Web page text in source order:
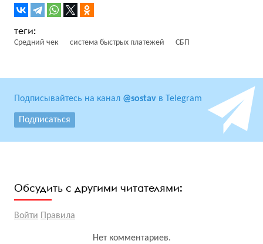
Средний чек система быстрых платежей СБП
Подписывайтесь на канал @sostav в Telegram
Подписаться
Обсудить с другими читателями:
Войти Правила
Нет комментариев.